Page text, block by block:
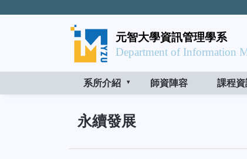
元智大學資訊管理學系
Department of Information
系所介紹 師資陣容 課程資
永續發展